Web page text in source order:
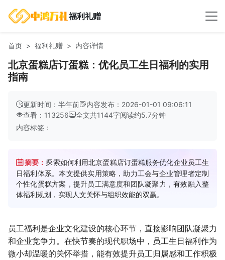
福利礼赠
首页 福利礼赠 内容详情
北京蛋糕店订蛋糕：优化员工生日福利的实用
指南
更新时间：半年前
内容发布：2026-01-01 09:06:11
查看：113256
全文共1144字阅读约5.7分钟
内容标签：
摘要：探索如何利用北京蛋糕店订蛋糕服务优化企业员工生
日福利体系。本文提供实用策略，助力工会与企业管理者定制
个性化蛋糕方案，提升员工满意度和团队凝聚力，有效融入整
体福利规划，实现人文关怀与组织效能的双赢。
员工福利是企业文化建设的核心环节，直接影响团队凝聚力
和企业竞争力。在快节奏的现代职场中，员工生日福利作为
微小却温暖的关怀举措，能有效提升员工归属感和工作积极